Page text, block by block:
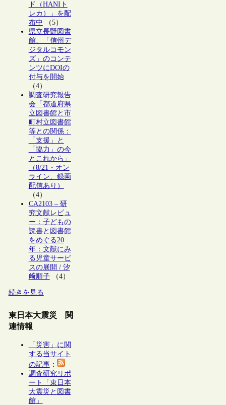
ド（HANIト
レカ）」を配
布中 （5）
県立長野図書
館、「信州デ
ジタルコモン
ズ」のコンテ
ンツにDOIの
付与を開始
（4）
調査研究報告
会「都道府県
立図書館と市
町村立図書館
等との関係：
「支援」と
「協力」の今
とこれから」
（8/21・オン
ライン、録画
配信あり）
（4）
CA2103 – 研
究文献レビュ
ー：子どもの
読書と図書館
をめぐる20
年：文献にみ
る児童サービ
スの展開 / 汐
﨑順子（4）
続きを見る
東日本大震災 関
連情報
「災害」に関
する当サイト
の記事：
調査研究リポ
ート「東日本
大震災と図書
館」